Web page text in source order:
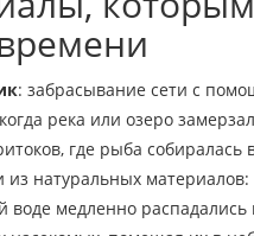
: забрасывание сети с
река или озеро
где рыба собиралась
натуральных
воде медленно